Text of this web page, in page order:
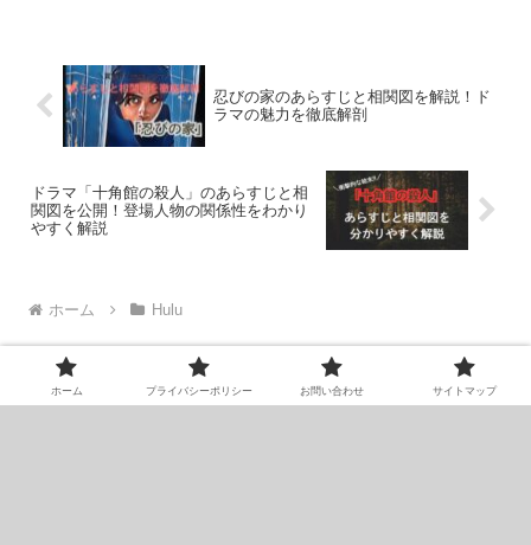
忍びの家のあらすじと相関図を解説！ド
ラマの魅力を徹底解剖
ドラマ「十角館の殺人」のあらすじと相
関図を公開！登場人物の関係性をわかり
やすく解説
ホーム Hulu
ホーム プライバシーポリシー お問い合わせ サイトマップ